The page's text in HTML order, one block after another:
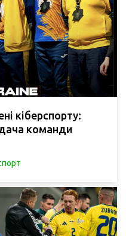
кіберспорту:
команди